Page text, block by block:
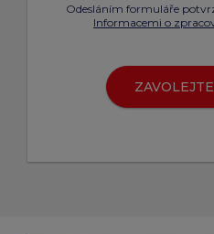
Odesláním formuláře
Informacemi o